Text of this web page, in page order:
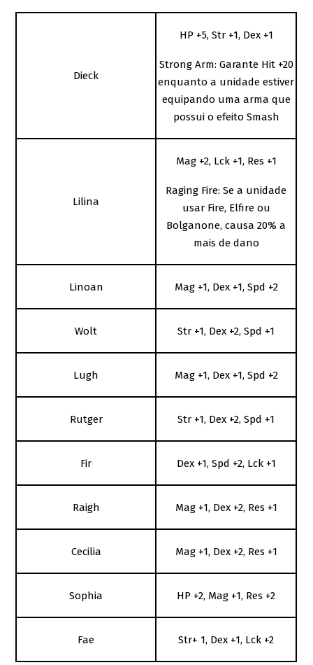
Dieck
HP +5, Str +1, Dex +1
Strong Arm: Garante Hit +20
enquanto a unidade estiver
equipando uma arma que
possui o efeito Smash
Lilina
Mag +2, Lck +1, Res +1
Raging Fire: Se a unidade
usar Fire, Elfire ou
Bolganone, causa 20% a
mais de dano
Linoan Mag +1, Dex +1, Spd +2
Wolt Str +1, Dex +2, Spd +1
Lugh Mag +1, Dex +1, Spd +2
Rutger Str +1, Dex +2, Spd +1
Fir Dex +1, Spd +2, Lck +1
Raigh Mag +1, Dex +2, Res +1
Cecilia Mag +1, Dex +2, Res +1
Sophia HP +2, Mag +1, Res +2
Fae Str+ 1, Dex +1, Lck +2